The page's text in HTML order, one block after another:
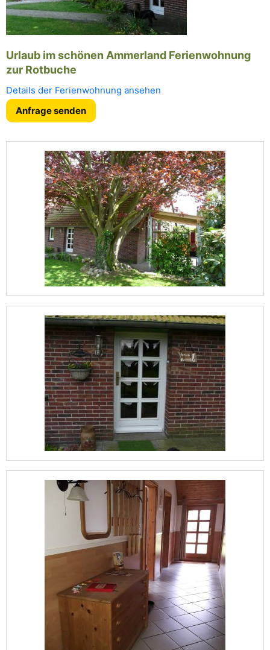
Urlaub im schönen Ammerland Ferienwohnung
zur Rotbuche
Details der Ferienwohnung ansehen
Anfrage senden